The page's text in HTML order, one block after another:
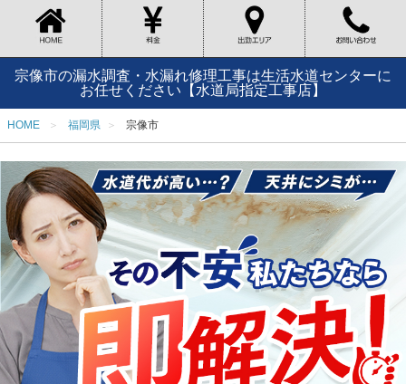
宗像市の漏水調査・水漏れ修理工事は生活水道センターに
お任せください【水道局指定工事店】
HOME 福岡県 宗像市